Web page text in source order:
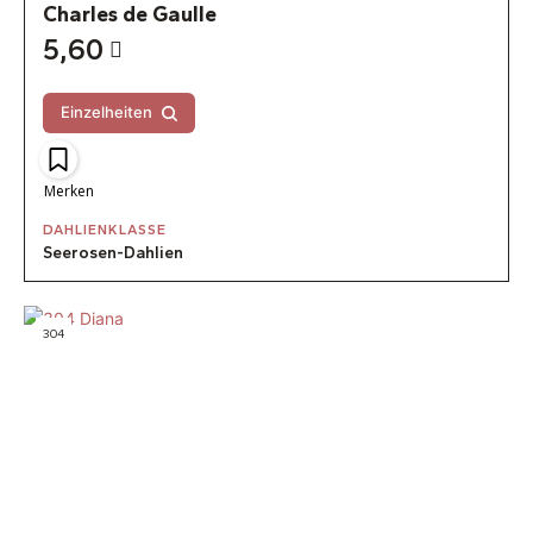
Charles de Gaulle
5,60
Einzelheiten
Merken
DAHLIENKLASSE
Seerosen-Dahlien
304